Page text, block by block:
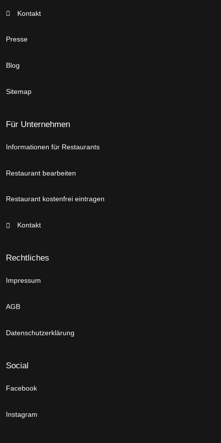
Kontakt
Presse
Blog
Sitemap
Für Unternehmen
Informationen für Restaurants
Restaurant bearbeiten
Restaurant kostenfrei eintragen
Kontakt
Rechtliches
Impressum
AGB
Datenschutzerklärung
Social
Facebook
Instagram